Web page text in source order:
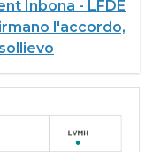
Inbona - LFDE
l'accordo,